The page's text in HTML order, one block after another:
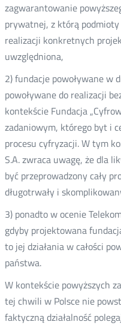
zagwarantowanie
prywatnej, z którą podmioty
realizacji konkretnych
uwzględniona,
2) fundacje powoływane w
powoływane do realizacji
kontekście Fundacja
zadaniowym, którego byt i
procesu cyfryzacji. W tym
S.A. zwraca uwagę, że dla
być przeprowadzony cały
długotrwały i
3) ponadto w ocenie
gdyby projektowana
to jej działania w całości
państwa.
W kontekście powyższych
tej chwili w Polsce nie
faktyczną działalność